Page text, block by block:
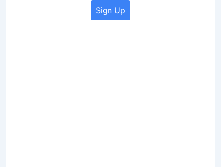
Sign Up